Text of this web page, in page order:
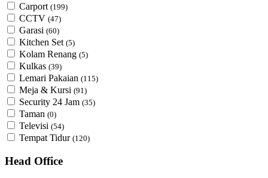
Carport (199)
CCTV (47)
Garasi (60)
Kitchen Set (5)
Kolam Renang (5)
Kulkas (39)
Lemari Pakaian (115)
Meja & Kursi (91)
Security 24 Jam (35)
Taman (0)
Televisi (54)
Tempat Tidur (120)
Head Office